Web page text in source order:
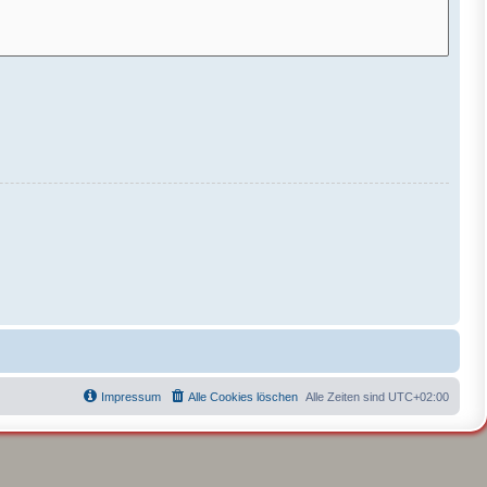
Alle Zeiten sind UTC+02:00
Alle Cookies löschen
Impressum